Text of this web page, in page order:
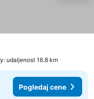
udaljenost 16.8 km
Pogledaj cene